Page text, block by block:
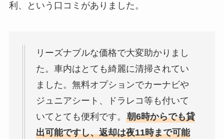
利、という口コミがありました。
リーズナブルな価格で大変助かりまし
た。車内はとても綺麗に清掃されてい
ました。無料オプションでカーナビや
ジュニアシート、ドラレコ等も付いて
いてとても便利です。 朝6時からでも貸
出可能ですし、返却は夜11時まで可能